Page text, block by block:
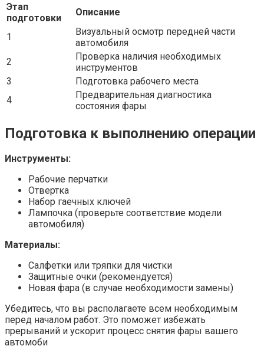
Этап
подготовки
Описание
1
Визуальный осмотр передней части
автомобиля
2
Проверка наличия необходимых
инструментов
3
Подготовка рабочего места
4
Предварительная диагностика
состояния фары
Подготовка к выполнению операции
Инструменты:
Рабочие перчатки
Отвертка
Набор гаечных ключей
Лампочка (проверьте соответствие модели
автомобиля)
Материалы:
Салфетки или тряпки для чистки
Защитные очки (рекомендуется)
Новая фара (в случае необходимости замены)
Убедитесь, что вы располагаете всем необходимым
перед началом работ. Это поможет избежать
прерываний и ускорит процесс снятия фары вашего
автомоби